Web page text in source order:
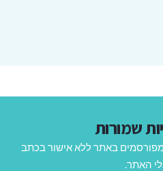
שמורות
באתר ללא אישור בכתב
האתר.